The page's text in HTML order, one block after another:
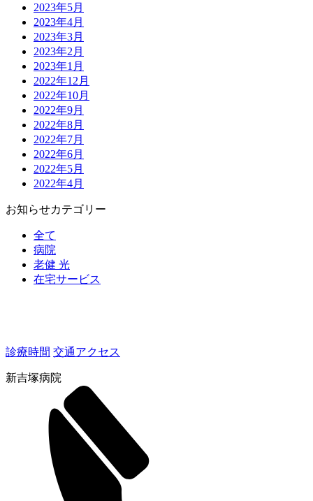
2023年5月
2023年4月
2023年3月
2023年2月
2023年1月
2022年12月
2022年10月
2022年9月
2022年8月
2022年7月
2022年6月
2022年5月
2022年4月
お知らせカテゴリー
全て
病院
老健 光
在宅サービス
診療時間 交通アクセス
新吉塚病院